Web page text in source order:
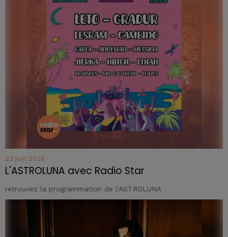
23 juin 2026
L'ASTROLUNA avec Radio Star
retrouvez la programmation de l'ASTROLUNA